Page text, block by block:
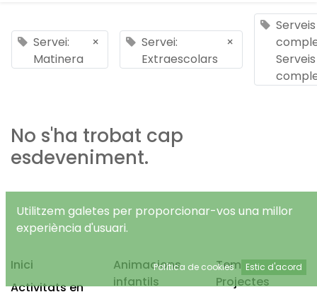
Servei:
Matinera
×
Servei:
Extraescolars
×
Serveis
Serveis
No s'ha trobat cap
esdeveniment.
Inici
Activitats en
Animacions
infantils
Temps Lliure
Projectes
Utilitzem galetes per proporcionar-vos una millor
experiència d'usuari.
Política de cookies Estic d'acord